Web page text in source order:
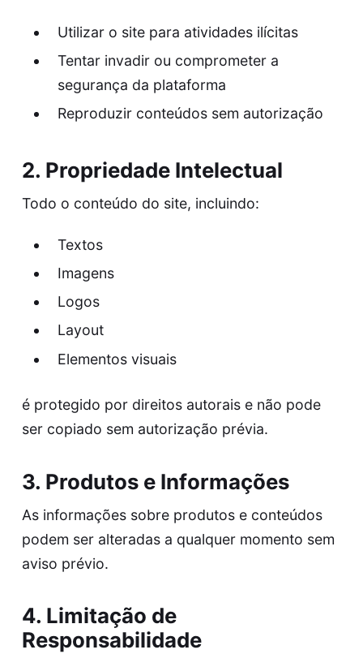
Utilizar o site para atividades ilícitas
Tentar invadir ou comprometer a
segurança da plataforma
Reproduzir conteúdos sem autorização
2. Propriedade Intelectual
Todo o conteúdo do site, incluindo:
Textos
Imagens
Logos
Layout
Elementos visuais
é protegido por direitos autorais e não pode
ser copiado sem autorização prévia.
3. Produtos e Informações
As informações sobre produtos e conteúdos
podem ser alteradas a qualquer momento sem
aviso prévio.
4. Limitação de
Responsabilidade